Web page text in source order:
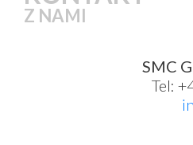
Z NAMI
SMC
Tel: